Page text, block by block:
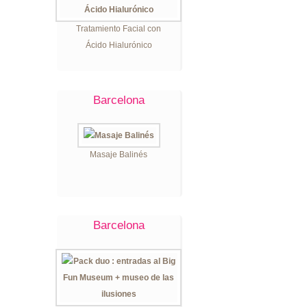
Tratamiento Facial con
Ácido Hialurónico
Barcelona
Masaje Balinés
Barcelona